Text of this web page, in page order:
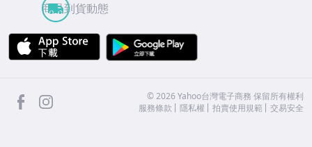
商品到貨動態
APP Store
facebook ©2026 Yahoo台灣電子商務 保留所有權利
服務條款
隱私權 拍賣使用規範 交易安全